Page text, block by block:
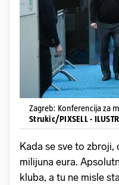
Zagreb: Konferencija za
Strukic/PIXSELL -
Kada se sve to
milijuna eura.
kluba, a tu ne misle